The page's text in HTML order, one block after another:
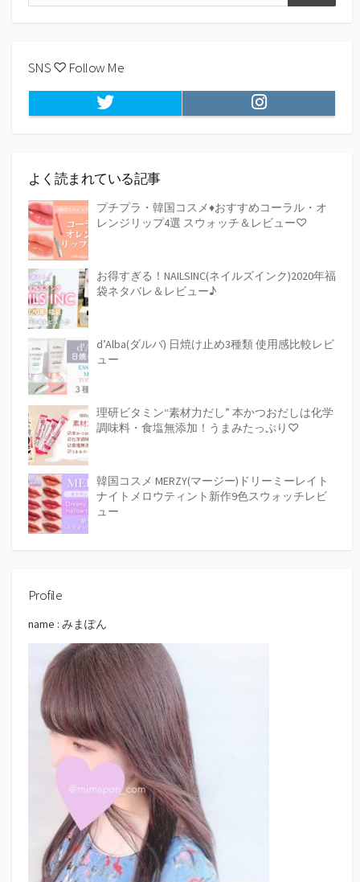
索
SNS ♡ Follow Me
Twitter Instagram
よく読まれている記事
プチプラ・韓国コスメ♦おすすめコーラル・オ
レンジリップ4選 スウォッチ＆レビュー♡
お得すぎる！NAILSINC(ネイルズインク)2020年福
袋ネタバレ＆レビュー♪
d’Alba(ダルバ) 日焼け止め3種類 使用感比較レビ
ュー
理研ビタミン“素材力だし” 本かつおだしは化学
調味料・食塩無添加！うまみたっぷり♡
韓国コスメ MERZY(マージー)ドリーミーレイト
ナイトメロウティント新作9色スウォッチレビ
ュー
Profile
name : みまぽん